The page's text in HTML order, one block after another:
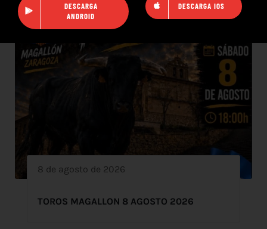
8 de agosto de 2026
TOROS MAGALLON 8 AGOSTO 2026
DESCARGA
ANDROID
DESCARGA IOS